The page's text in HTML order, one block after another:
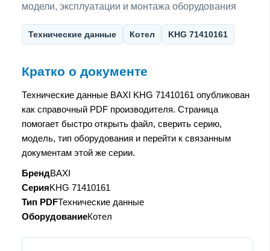
модели, эксплуатации и монтажа оборудования
Технические данные Котел KHG 71410161
Кратко о документе
Технические данные BAXI KHG 71410161 опубликован
как справочный PDF производителя. Страница
помогает быстро открыть файл, сверить серию,
модель, тип оборудования и перейти к связанным
документам этой же серии.
БрендBAXI
СерияKHG 71410161
Тип PDFТехнические данные
ОборудованиеКотел